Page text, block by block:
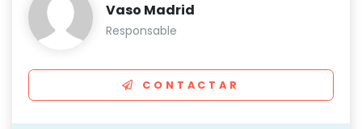
Vaso Madrid
Responsable
CONTACTAR